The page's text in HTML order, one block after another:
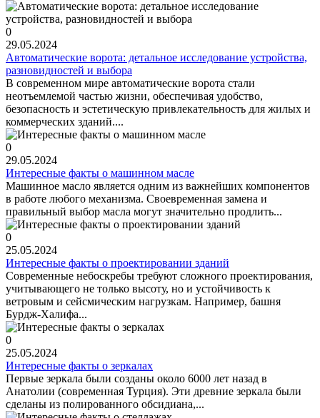
0
29.05.2024
Автоматические ворота: детальное исследование устройства,
разновидностей и выбора
В современном мире автоматические ворота стали
неотъемлемой частью жизни, обеспечивая удобство,
безопасность и эстетическую привлекательность для жилых и
коммерческих зданий....
0
29.05.2024
Интересные факты о машинном масле
Машинное масло является одним из важнейших компонентов
в работе любого механизма. Своевременная замена и
правильный выбор масла могут значительно продлить...
0
25.05.2024
Интересные факты о проектировании зданий
Современные небоскребы требуют сложного проектирования,
учитывающего не только высоту, но и устойчивость к
ветровым и сейсмическим нагрузкам. Например, башня
Бурдж-Халифа...
0
25.05.2024
Интересные факты о зеркалах
Первые зеркала были созданы около 6000 лет назад в
Анатолии (современная Турция). Эти древние зеркала были
сделаны из полированного обсидиана,...